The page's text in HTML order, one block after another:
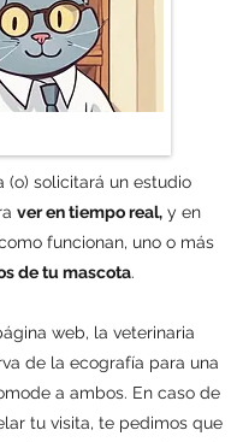
(o) solicitará un estudio
ver en tiempo real, y en
funcionan, uno o más
de tu mascota.
web, la veterinaria
de la ecografía para una
a ambos. En caso de
tu visita, te pedimos que